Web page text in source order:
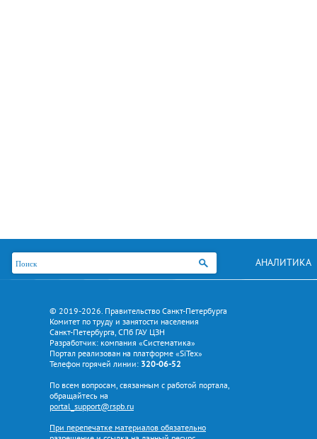
АНАЛИТИКА
© 2019-2026. Правительство Санкт-Петербурга
Комитет по труду и занятости населения
Санкт-Петербурга, СПб ГАУ ЦЗН
Разработчик: компания «Систематика»
Портал реализован на платформе «SiTex»
Телефон горячей линии: 320-06-52
По всем вопросам, связанным с работой портала,
обращайтесь на
portal_support@rspb.ru
При перепечатке материалов обязательно